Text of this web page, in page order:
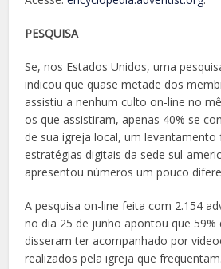
PESQUISA
Se, nos Estados Unidos, uma
indicou que quase metade dos
assistiu a nenhum culto on-line no
os que assistiram, apenas 40% se
de sua igreja local, um
estratégias digitais da sede sul-
apresentou números um pouco
A pesquisa on-line feita com 2.154
no dia 25 de junho apontou que 59%
disseram ter acompanhado por
realizados pela igreja que